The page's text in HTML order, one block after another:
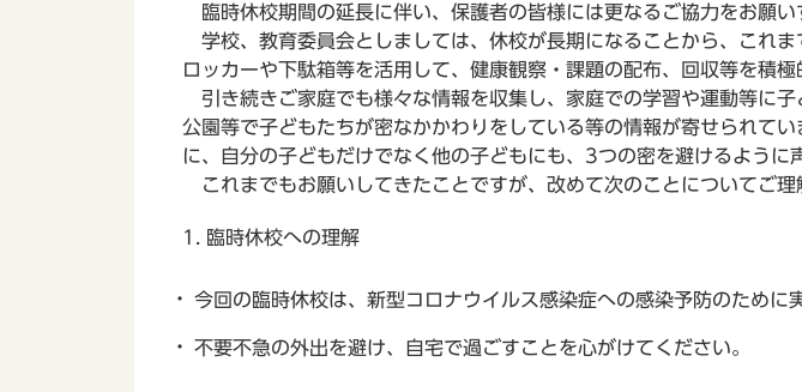
臨時休校期間の延長に伴い、保護者の皆様には更なるご協力をお願
学校、教育委員会としましては、休校が長期になることから、これ
ロッカーや下駄箱等を活用して、健康観察・課題の配布、回収等を積
引き続きご家庭でも様々な情報を収集し、家庭での学習や運動等に
公園等で子どもたちが密なかかわりをしている等の情報が寄せられて
に、自分の子どもだけでなく他の子どもにも、3つの密を避けるように
これまでもお願いしてきたことですが、改めて次のことについてご理
1. 臨時休校への理解
今回の臨時休校は、新型コロナウイルス感染症への感染予防のために
不要不急の外出を避け、自宅で過ごすことを心がけてください。